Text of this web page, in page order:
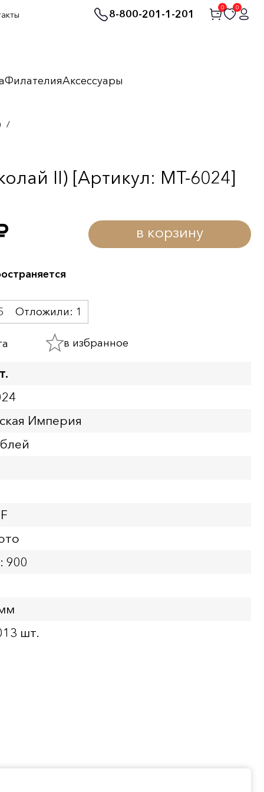
8-800-201-1-201
0 0
ФилателияАксессуары
/
II) [Артикул: MT-6024]
в корзину
Отложили: 1
в избранное
Империя
900
шт.